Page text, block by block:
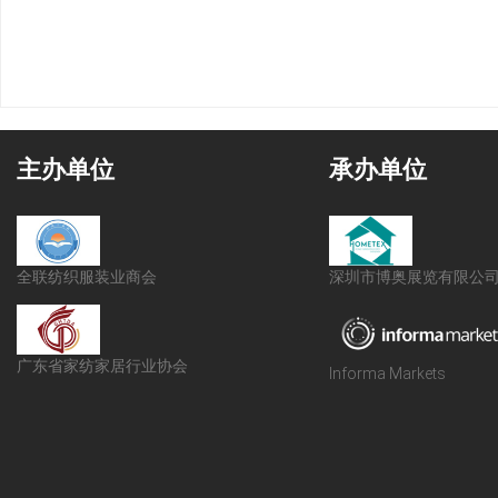
主办单位
全联纺织服装业商会
广东省家纺家居行业协会
承办单位
深圳市博奥展览有限公
Informa Markets